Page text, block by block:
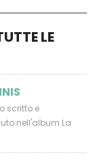
LE
scritto e
nell'album La